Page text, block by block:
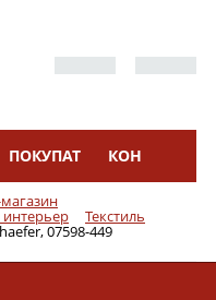
ПОКУПАТЕЛЯМКОНТАКТЫ
Текстиль
07598-449